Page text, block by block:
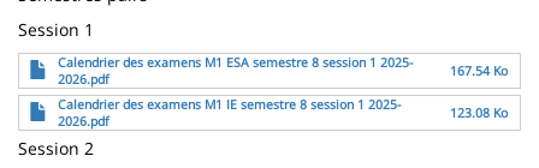
Session 1
FichierCalendrier des examens M1 ESA semestre 8 session 1 2025-
2026.pdf
167.54 Ko
FichierCalendrier des examens M1 IE semestre 8 session 1 2025-
2026.pdf
123.08 Ko
Session 2